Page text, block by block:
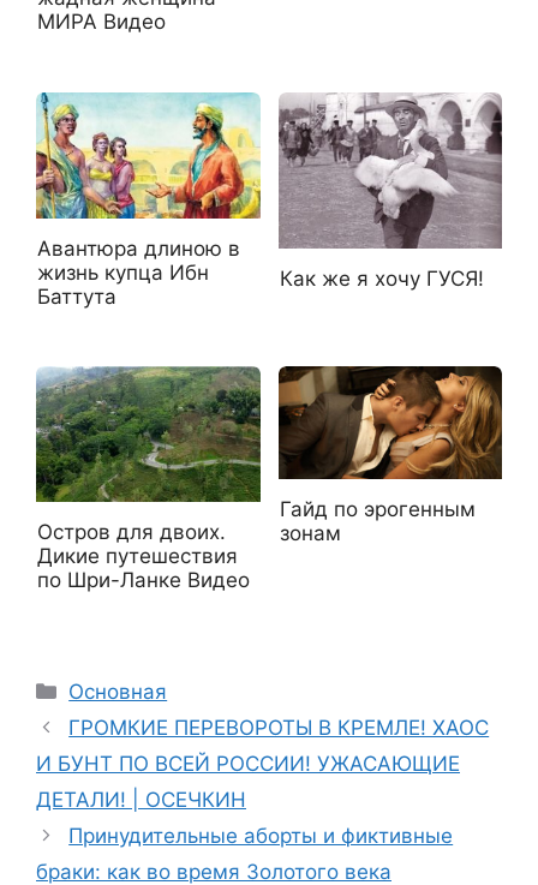
МИРА Видео
Авантюра длиною в
жизнь купца Ибн
Баттута
Как же я хочу ГУСЯ!
Остров для двоих.
Дикие путешествия
по Шри-Ланке Видео
Гайд по эрогенным
зонам
Рубрики
Основная
ГРОМКИЕ ПЕРЕВОРОТЫ В КРЕМЛЕ! ХАОС
И БУНТ ПО ВСЕЙ РОССИИ! УЖАСАЮЩИЕ
ДЕТАЛИ! | ОСЕЧКИН
Принудительные аборты и фиктивные
браки: как во время Золотого века